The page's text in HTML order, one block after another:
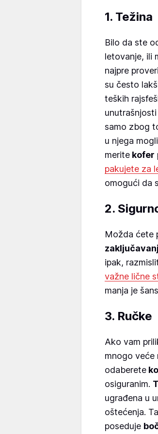
1. Težina
Bilo da ste
letovanje, ili
najpre
su često
teških
samo zbog
u njega
merite kofer
pakujete za
omogući da
2.
Možda ćete
ipak,
važne lične
manja je
3. Ručke
Ako vam
mnogo
odaberete
osiguranim.
ugrađena u
oštećenja.
poseduje